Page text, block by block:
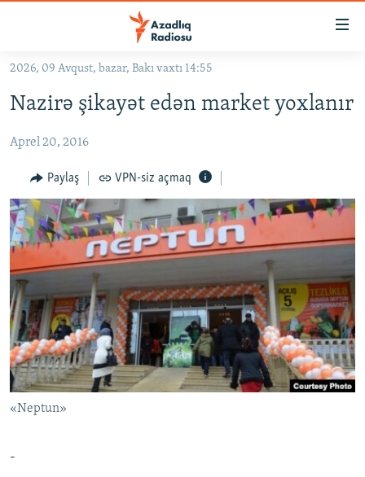
Əsas
qayıt
naviqasiyaya
Axtarışa
keç
KORRUPSIOMETR
#ƏSLINDƏ
FƏRQƏ BAX
QANUNI DOĞRU
ARAŞDIRMA
MULTIMEDIA
VIDEO
FOTOQALEREYA
İNFOQRAFIKA
KARIKATURA
RADIO ARXIV
OXU ZALI
AZƏRBAYCAN ƏDƏBIYYATI KITABXANASI
İSLAM VƏ DEMOKRATIYA
HAQQIMIZDA
MISSIYAMIZ
PEŞƏ ETIKASI VƏ JURNALISTIKA STANDARTLARIMIZ
BIZI IZLƏ
2026, 09 Avqust, bazar, Bakı vaxtı 14:55
Nazirə şikayət edən market yoxlanır
Aprel 20, 2016
Paylaş VPN-siz açmaq
«Neptun»
-